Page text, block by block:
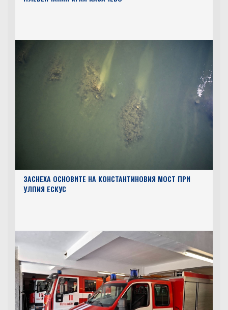
ЗАСНЕХА ОСНОВИТЕ НА КОНСТАНТИНОВИЯ МОСТ ПРИ
УЛПИЯ ЕСКУС